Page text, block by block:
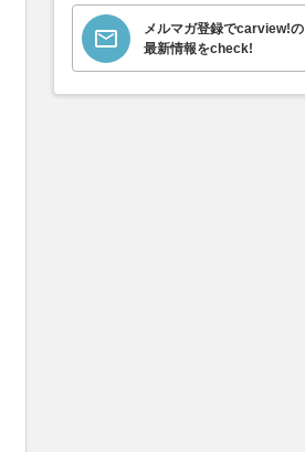
メルマガ登録でcarview!の
最新情報をcheck!